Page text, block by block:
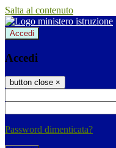
Salta al contenuto
Accedi
Accedi
button close ×
Password dimenticata?